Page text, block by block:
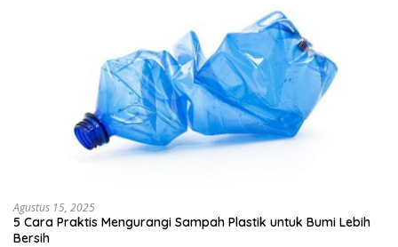
Agustus 15, 2025
5 Cara Praktis Mengurangi Sampah Plastik untuk Bumi Lebih
Bersih